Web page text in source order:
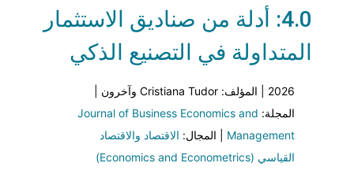
4.0: أدلة من صناديق الاستثمار
المتداولة في التصنيع الذكي
2026 | المؤلف: Cristiana Tudor وآخرون |
المجلة: Journal of Business Economics and
Management | المجال: الاقتصاد والاقتصاد
القياسي (Economics and Econometrics)